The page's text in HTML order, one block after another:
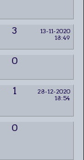
3
13-11-2020
18:49
0
1
28-12-2020
18:54
0